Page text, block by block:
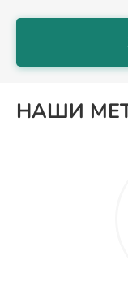
НАШИ